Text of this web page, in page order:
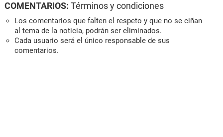
COMENTARIOS: Términos y condiciones
Los comentarios que falten el respeto y que no se ciñan
al tema de la noticia, podrán ser eliminados.
Cada usuario será el único responsable de sus
comentarios.